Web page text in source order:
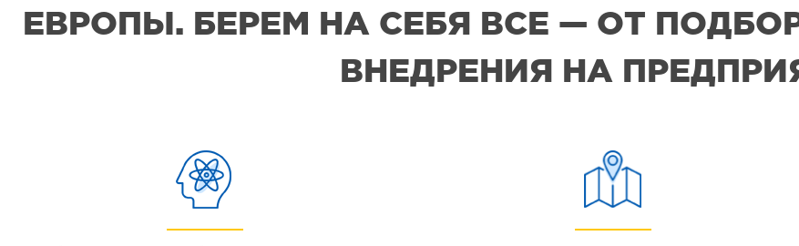
ЕВРОПЫ. БЕРЕМ НА СЕБЯ ВСЕ — ОТ
ВНЕДРЕНИЯ НА